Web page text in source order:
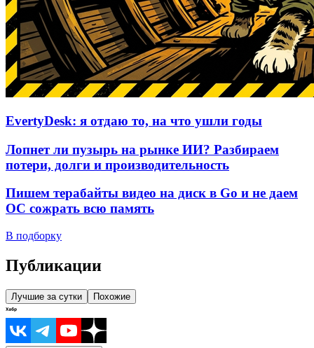
EvertyDesk: я отдаю то, на что ушли годы
Лопнет ли пузырь на рынке ИИ? Разбираем
потери, долги и производительность
Пишем терабайты видео на диск в Go и не даем
ОС сожрать всю память
В подборку
Публикации
Лучшие за сутки Похожие